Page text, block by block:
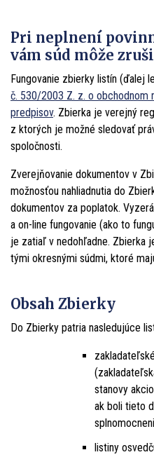
Pri neplnení
vám súd môže
Fungovanie zbierky listín (ďalej
č. 530/2003 Z. z. o obchodnom
predpisov. Zbierka je verejný
z ktorých je možné sledovať
spoločnosti.
Zverejňovanie dokumentov v
možnosťou nahliadnutia do
dokumentov za poplatok.
a on-line fungovanie (ako to
je zatiaľ v nedohľadne. Zbierka
tými okresnými súdmi, ktoré
Obsah Zbierky
Do Zbierky patria nasledujúce
stanovy
ak boli tieto
listiny